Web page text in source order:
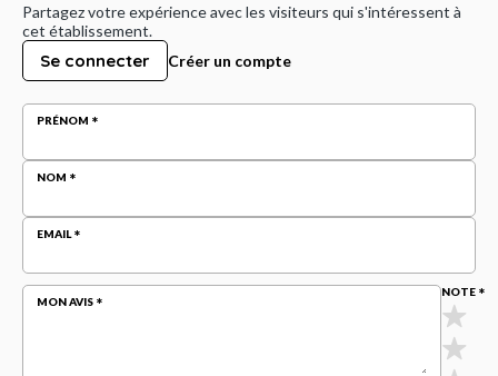
Partagez votre expérience avec les visiteurs qui s'intéressent à
cet établissement.
Se connecter Créer un compte
PRÉNOM
NOM
EMAIL
MON AVIS
NOTE